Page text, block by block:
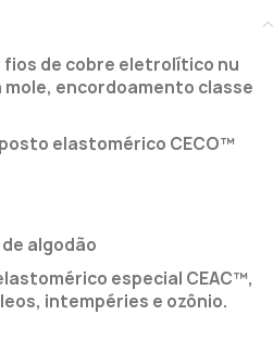
de cobre eletrolítico nu
encordoamento classe
elastomérico CECO™
algodão
especial CEAC™,
intempéries e ozônio.